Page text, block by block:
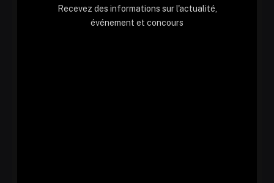
Recevez des informations sur l'actualité,
événement et concours